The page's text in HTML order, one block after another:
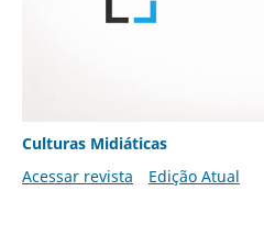
Culturas Midiáticas
Acessar revista
Edição Atual